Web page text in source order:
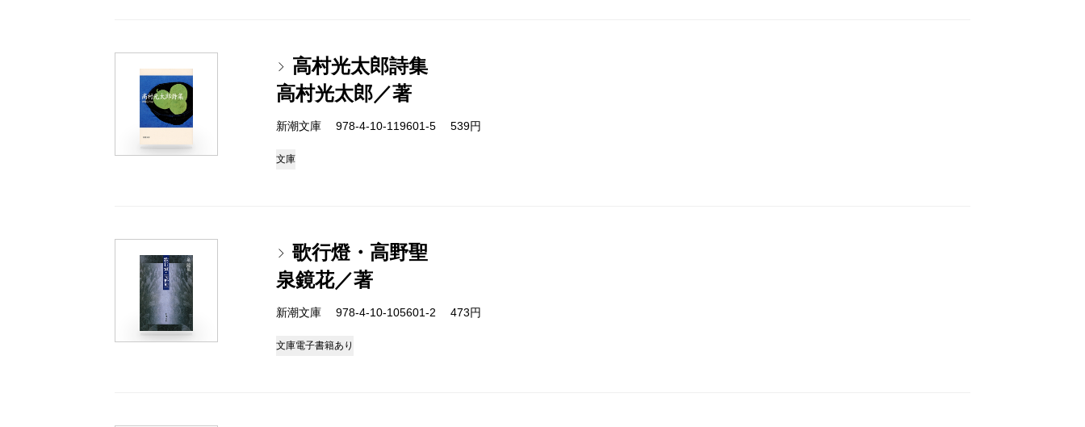
高村光太郎詩集
高村光太郎／著
新潮文庫 978-4-10-119601-5 539円
文庫
歌行燈・高野聖
泉鏡花／著
新潮文庫 978-4-10-105601-2 473円
文庫電子書籍あり